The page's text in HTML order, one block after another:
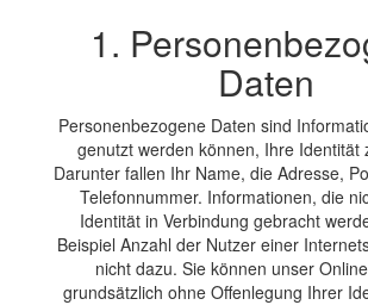
1.
Daten
Personenbezogene Daten sind
genutzt werden können, Ihre Identität
Darunter fallen Ihr Name, die Adresse,
Telefonnummer. Informationen, die
Identität in Verbindung gebracht
Beispiel Anzahl der Nutzer einer
nicht dazu. Sie können unser
grundsätzlich ohne Offenlegung Ihrer